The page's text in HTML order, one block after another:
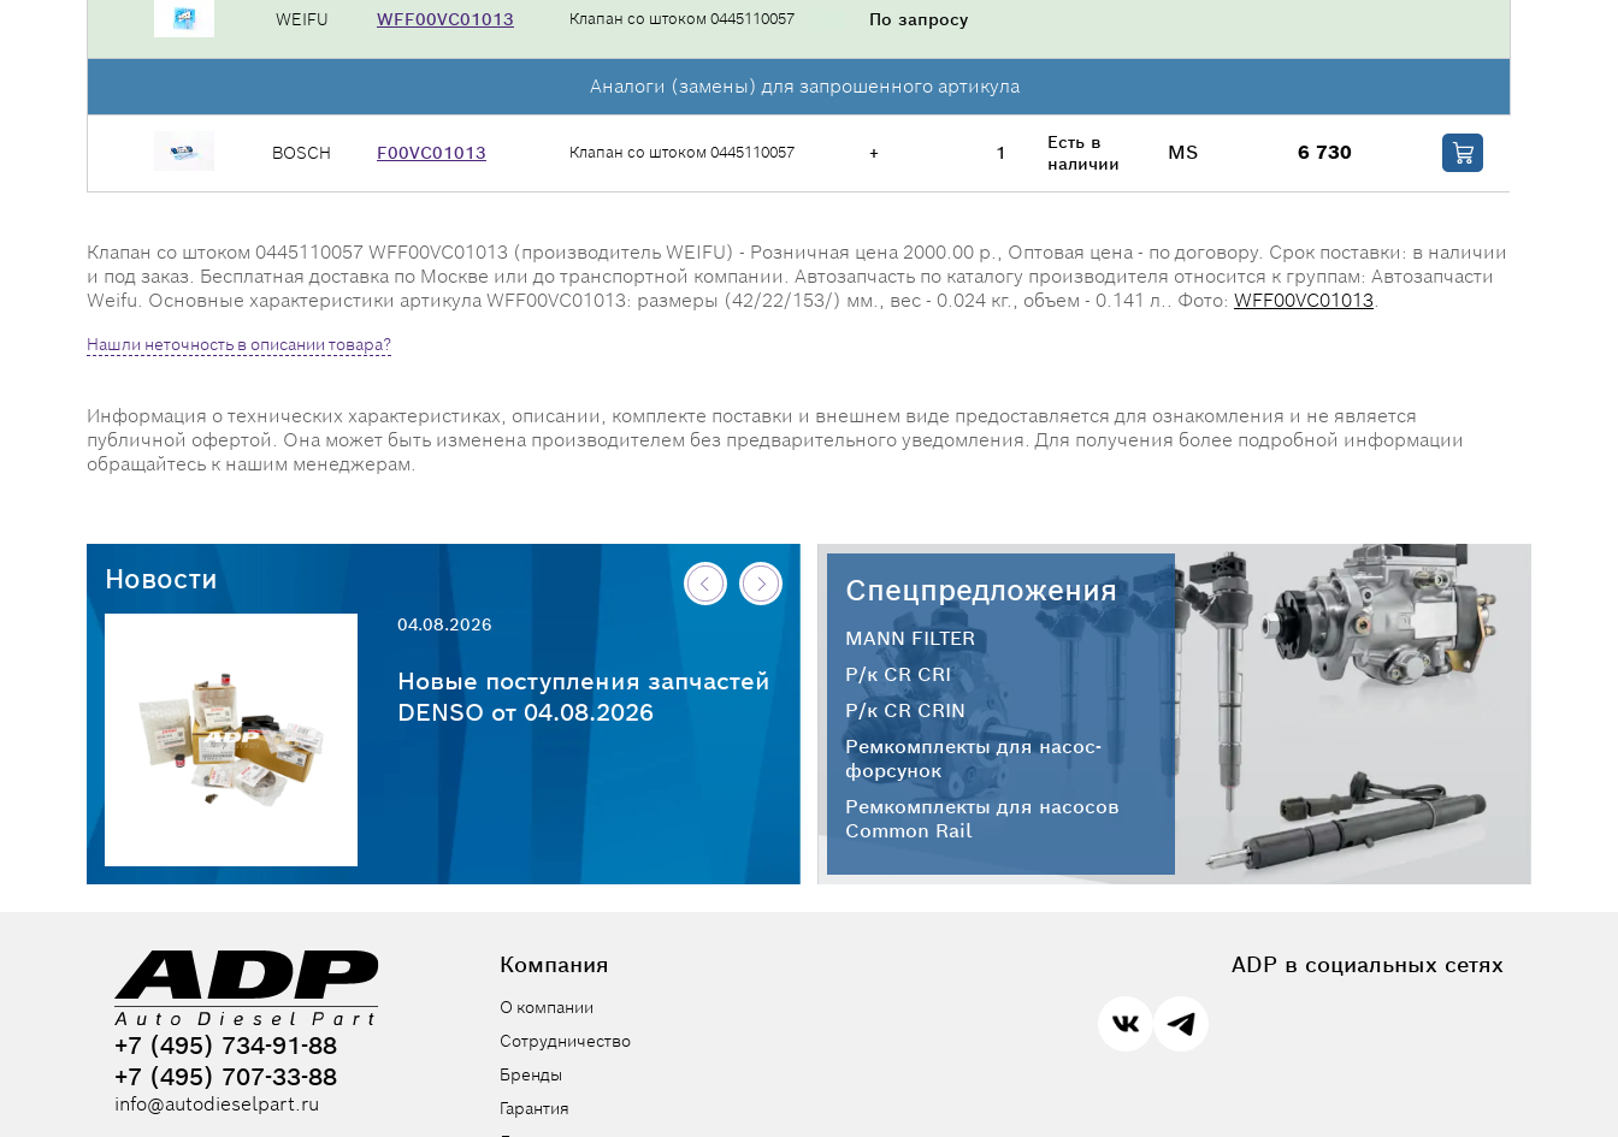
WEIFU WFF00VC01013 Клапан со штоком 0445110057 По запросу
Аналоги (замены) для запрошенного артикула
BOSCH F00VC01013 Клапан со штоком 0445110057 + 1
Есть в
наличии
MS 6 730
Клапан со штоком 0445110057 WFF00VC01013 (производитель WEIFU) - Розничная цена 2000.00 р., Оптовая цена - по договору. Срок поставки: в наличии
и под заказ. Бесплатная доставка по Москве или до транспортной компании. Автозапчасть по каталогу производителя относится к группам: Автозапчасти
Weifu. Основные характеристики артикула WFF00VC01013: размеры (42/22/153/) мм., вес - 0.024 кг., объем - 0.141 л.. Фото: WFF00VC01013.
Нашли неточность в описании товара?
Информация о технических характеристиках, описании, комплекте поставки и внешнем виде предоставляется для ознакомления и не является
публичной офертой. Она может быть изменена производителем без предварительного уведомления. Для получения более подробной информации
обращайтесь к нашим менеджерам.
Новости
04.08.2026
Новые поступления запчастей
DENSO от 04.08.2026
30.07.2026
Новые поступления запчастей
HC-CARGO от 30.07.2026
Спецпредложения
MANN FILTER
Р/к CR CRI
Р/к CR CRIN
Ремкомплекты для насос-
форсунок
Ремкомплекты для насосов
Common Rail
+7 (495) 734-91-88
+7 (495) 707-33-88
info@autodieselpart.ru
Компания
О компании
Сотрудничество
Бренды
Гарантия
ADP в социальных сетях